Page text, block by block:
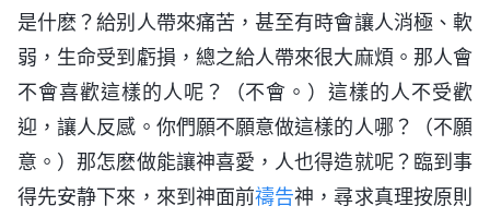
是什麽？給别人帶來痛苦，甚至有時會讓人消極、軟
弱，生命受到虧損，總之給人帶來很大麻煩。那人會
不會喜歡這樣的人呢？（不會。）這樣的人不受歡
迎，讓人反感。你們願不願意做這樣的人哪？（不願
意。）那怎麽做能讓神喜愛，人也得造就呢？臨到事
得先安静下來，來到神面前禱告神，尋求真理按原則